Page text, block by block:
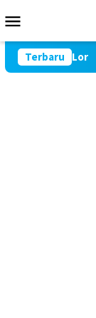
ke
Mobile
Terbaru
Bulu Lor